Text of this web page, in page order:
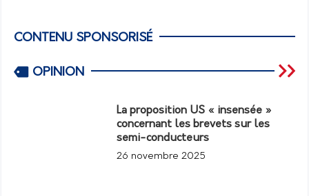
CONTENU SPONSORISÉ
OPINION
La proposition US « insensée »
concernant les brevets sur les
semi-conducteurs
26 novembre 2025